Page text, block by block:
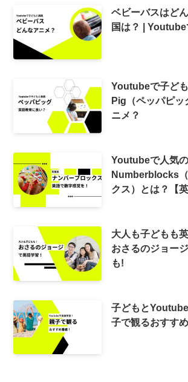
ベビーバスはど
国は？ |
Youtubeで子ど
Pig（ペッパピッ
ニメ？
Youtubeで人気
Numberblocks
クス）とは？【
大人も子どもも
おさるのジョー
も!
子どもと
子で観るおすす